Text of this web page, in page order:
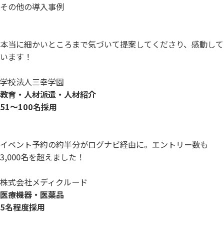
その他の導入事例
本当に細かいところまで気づいて提案してくださり、感動して
います！
学校法人三幸学園
教育・人材派遣・人材紹介
51～100名採用
イベント予約の約半分がログナビ経由に。エントリー数も
3,000名を超えました！
株式会社メディクルード
医療機器・医薬品
5名程度採用